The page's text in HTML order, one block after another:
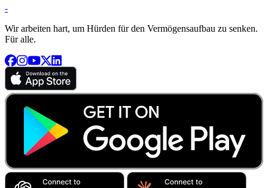
-
Wir arbeiten hart, um Hürden für den Vermögensaufbau zu senken.
Für alle.